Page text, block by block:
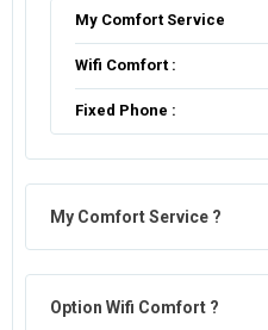
My Comfort Service
Wifi Comfort :
Fixed Phone :
My Comfort Service ?
Option Wifi Comfort ?